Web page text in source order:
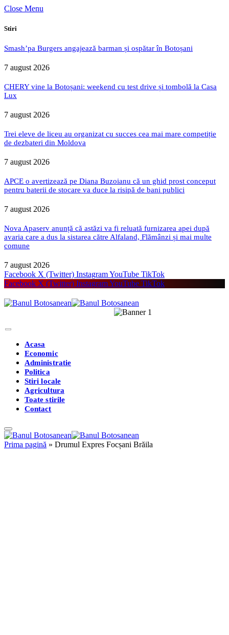
Close Menu
Stiri
Smash’pa Burgers angajează barman și ospătar în Botoșani
7 august 2026
CHERY vine la Botoșani: weekend cu test drive și tombolă la Casa
Lux
7 august 2026
Trei eleve de liceu au organizat cu succes cea mai mare competiție
de dezbateri din Moldova
7 august 2026
APCE o avertizează pe Diana Buzoianu că un ghid prost conceput
pentru baterii de stocare va duce la risipă de bani publici
7 august 2026
Nova Apaserv anunță că astăzi va fi reluată furnizarea apei după
avaria care a dus la sistarea către Alfaland, Flămânzi și mai multe
comune
7 august 2026
Facebook X (Twitter) InstagramYouTube TikTok
Facebook X (Twitter) InstagramYouTube TikTok
Acasa
Economic
Administratie
Politica
Stiri locale
Agricultura
Toate stirile
Contact
Prima pagină » Drumul Expres Focșani Brăila